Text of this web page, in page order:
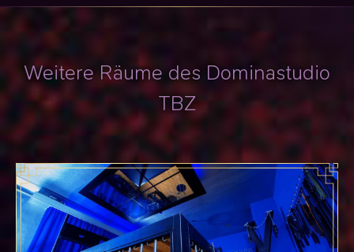
Weitere Räume des Dominastudio
TBZ